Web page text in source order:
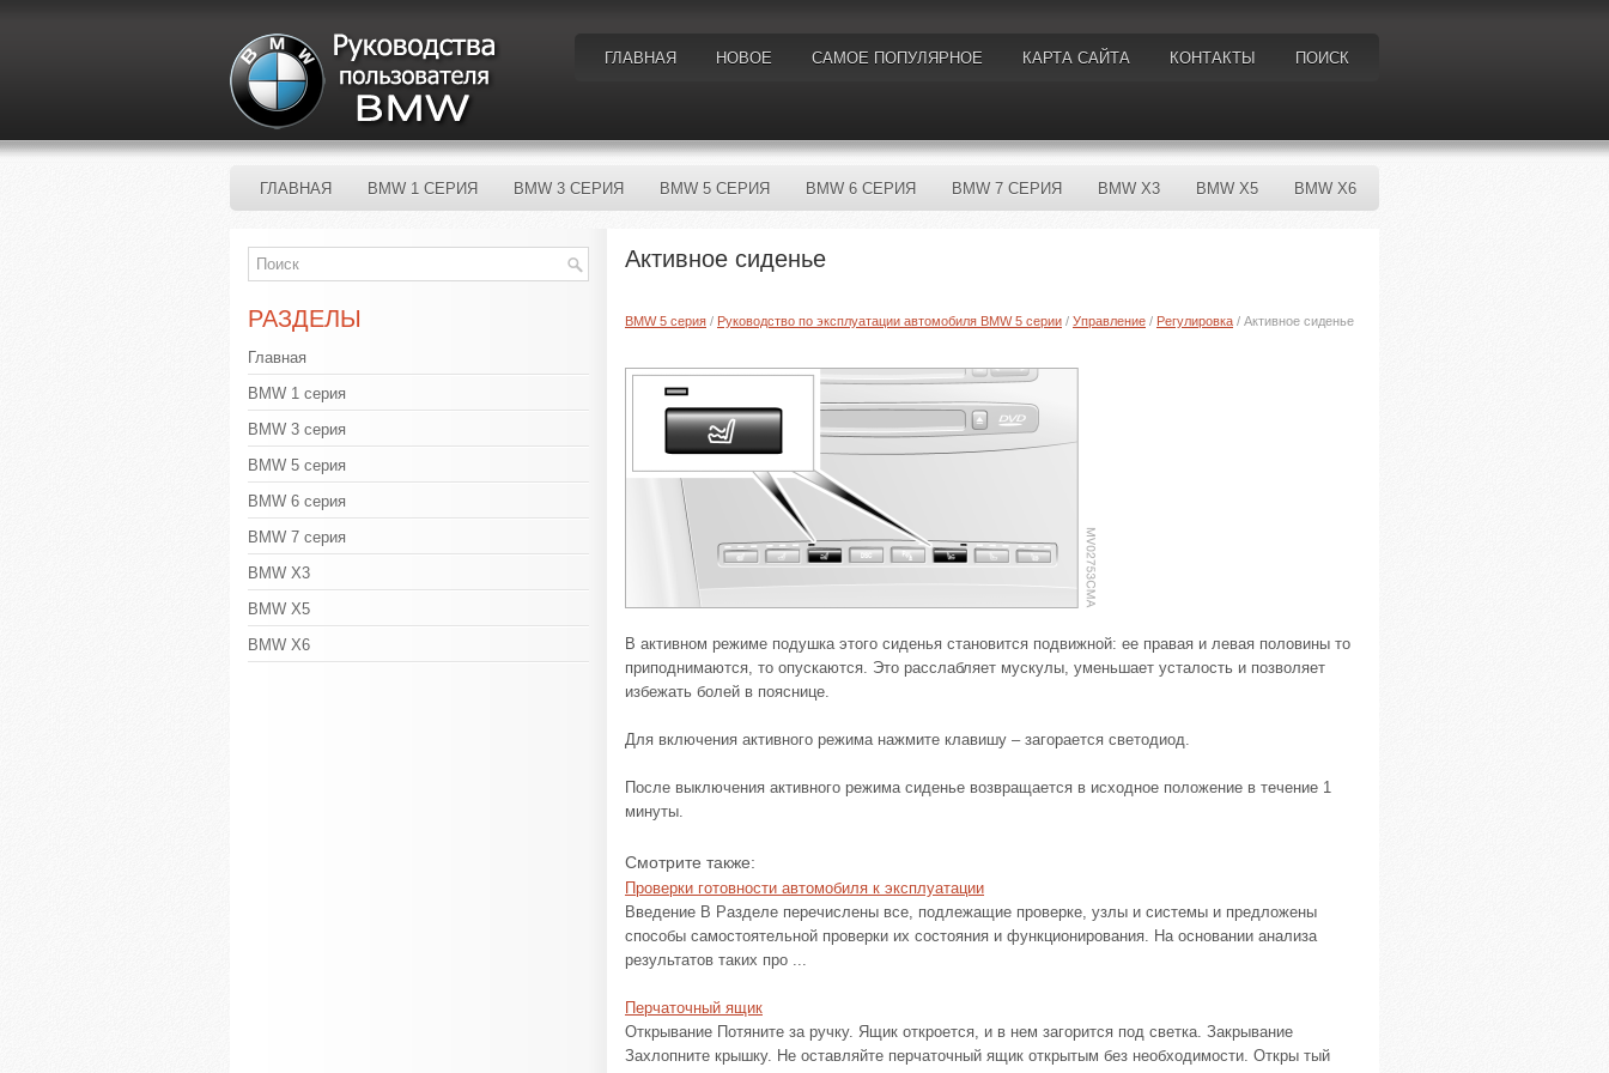
ГЛАВНАЯ НОВОЕ САМОЕ ПОПУЛЯРНОЕ КАРТА САЙТА КОНТАКТЫ ПОИСК
ГЛАВНАЯ BMW 1 СЕРИЯ BMW 3 СЕРИЯ BMW 5 СЕРИЯ BMW 6 СЕРИЯ BMW 7 СЕРИЯ BMW X3 BMW X5 BMW X6
Активное сиденье
BMW 5 серия / Руководство по эксплуатации автомобиля BMW 5 серии / Управление / Регулировка / Активное сиденье
В активном режиме подушка этого сиденья становится подвижной: ее правая и левая половины то
приподнимаются, то опускаются. Это расслабляет мускулы, уменьшает усталость и позволяет
избежать болей в пояснице.
Для включения активного режима нажмите клавишу – загорается светодиод.
После выключения активного режима сиденье возвращается в исходное положение в течение 1
минуты.
Смотрите также:
Проверки готовности автомобиля к эксплуатации
Введение В Разделе перечислены все, подлежащие проверке, узлы и системы и предложены
способы самостоятельной проверки их состояния и функционирования. На основании анализа
результатов таких про ...
Перчаточный ящик
Открывание Потяните за ручку. Ящик откроется, и в нем загорится под светка. Закрывание
Захлопните крышку. Не оставляйте перчаточный ящик открытым без необходимости. Откры тый
РАЗДЕЛЫ
Главная
BMW 1 серия
BMW 3 серия
BMW 5 серия
BMW 6 серия
BMW 7 серия
BMW X3
BMW X5
BMW X6